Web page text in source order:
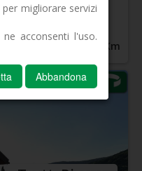
Km
centro di Marina di
esclusiva, oltre
- Fabbricato di
migliorare servizi
acconsenti l'uso.
Abbandona